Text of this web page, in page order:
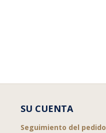
SU CUENTA
Seguimiento del pedido